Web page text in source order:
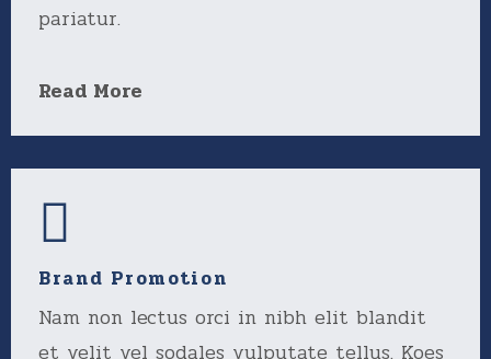
pariatur.
Read More
Brand Promotion
Nam non lectus orci in nibh elit blandit
et velit vel sodales vulputate tellus. Koes